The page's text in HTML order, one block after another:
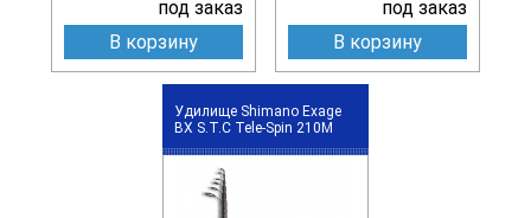
под заказ
В корзину
под заказ
В корзину
Удилище Shimano Exage
BX S.T.C Tele-Spin 210M